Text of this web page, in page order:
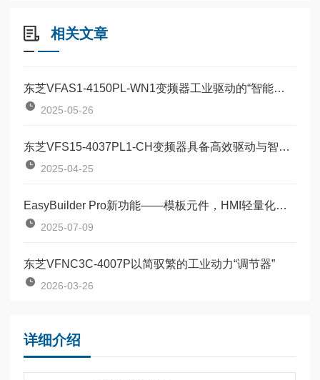
相关文章
东芝VFAS1-4150PL-WN1变频器工业驱动的“智能节拍器”
2025-05-26
东芝VFS15-4037PL1-CH变频器具备高效驱动与智能控制
2025-04-25
EasyBuilder Pro新功能——模板元件，HMI轻量化编程
2025-07-09
东芝VFNC3C-4007P以简驭繁的工业动力“调节器”
2026-03-26
详细介绍